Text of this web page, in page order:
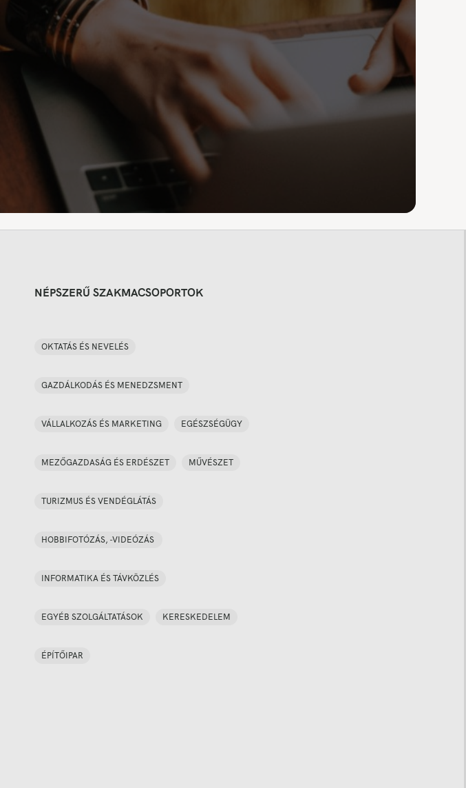
NÉPSZERŰ SZAKMACSOPORTOK
OKTATÁS ÉS NEVELÉS
GAZDÁLKODÁS ÉS MENEDZSMENT
VÁLLALKOZÁS ÉS MARKETING EGÉSZSÉGÜGY
MEZŐGAZDASÁG ÉS ERDÉSZET MŰVÉSZET
TURIZMUS ÉS VENDÉGLÁTÁS
HOBBIFOTÓZÁS, -VIDEÓZÁS
INFORMATIKA ÉS TÁVKÖZLÉS
EGYÉB SZOLGÁLTATÁSOK KERESKEDELEM
ÉPÍTŐIPAR